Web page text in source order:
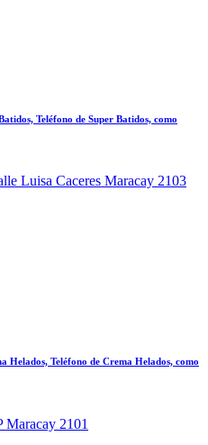
Teléfono de Super Batidos, como
Luisa Caceres Maracay 2103
Helados, Teléfono de Crema Helados, como
Maracay 2101